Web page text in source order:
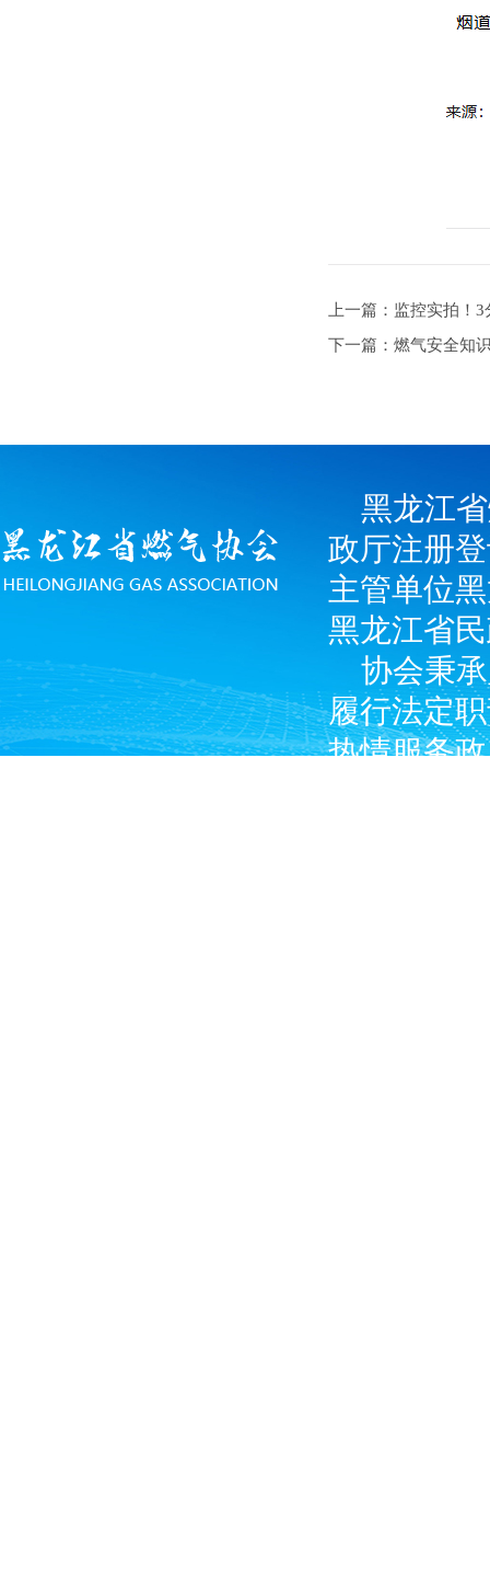
上一篇：监控实拍！
下一篇：燃气安全知
黑龙江
政厅注册
主管单位
黑龙江省
协会秉
履行法定
热情服务